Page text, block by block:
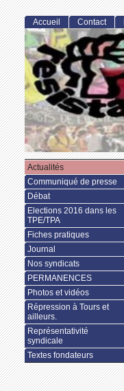
Accueil Contact
Actualités
Communiqué de presse
Débat
Elections 2016 dans les
TPE/TPA
Fiches pratiques
Journal
Nos syndicats
PERMANENCES
Photos et vidéos
Répression à Tours et
ailleurs.
Représentativité
syndicale
Textes fondateurs